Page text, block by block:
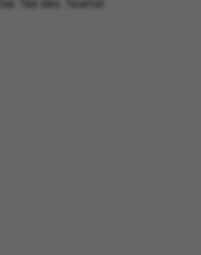
Teil des Teams!